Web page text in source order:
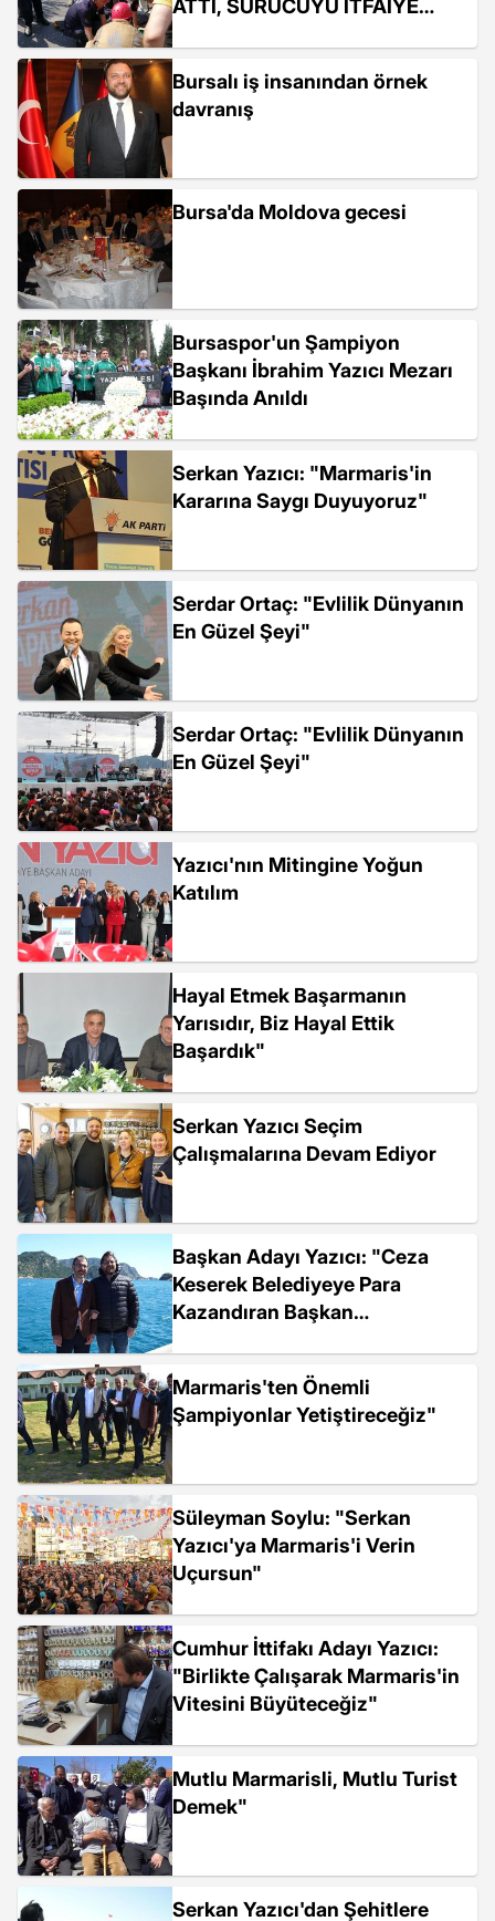
ATTI, SÜRÜCÜYÜ İTFAİYE
Bursalı iş insanından örnek
davranış
Bursa'da Moldova gecesi
Bursaspor'un Şampiyon
Başkanı İbrahim Yazıcı Mezarı
Başında Anıldı
Serkan Yazıcı: "Marmaris'in
Kararına Saygı Duyuyoruz"
Serdar Ortaç: "Evlilik Dünyanın
En Güzel Şeyi"
Serdar Ortaç: "Evlilik Dünyanın
En Güzel Şeyi"
Yazıcı'nın Mitingine Yoğun
Katılım
Hayal Etmek Başarmanın
Yarısıdır, Biz Hayal Ettik
Başardık"
Serkan Yazıcı Seçim
Çalışmalarına Devam Ediyor
Başkan Adayı Yazıcı: "Ceza
Keserek Belediyeye Para
Kazandıran Başkan
Marmaris'ten Önemli
Şampiyonlar Yetiştireceğiz"
Süleyman Soylu: "Serkan
Yazıcı'ya Marmaris'i Verin
Uçursun"
Cumhur İttifakı Adayı Yazıcı:
"Birlikte Çalışarak Marmaris'in
Vitesini Büyüteceğiz"
Mutlu Marmarisli, Mutlu Turist
Demek"
Serkan Yazıcı'dan Şehitlere